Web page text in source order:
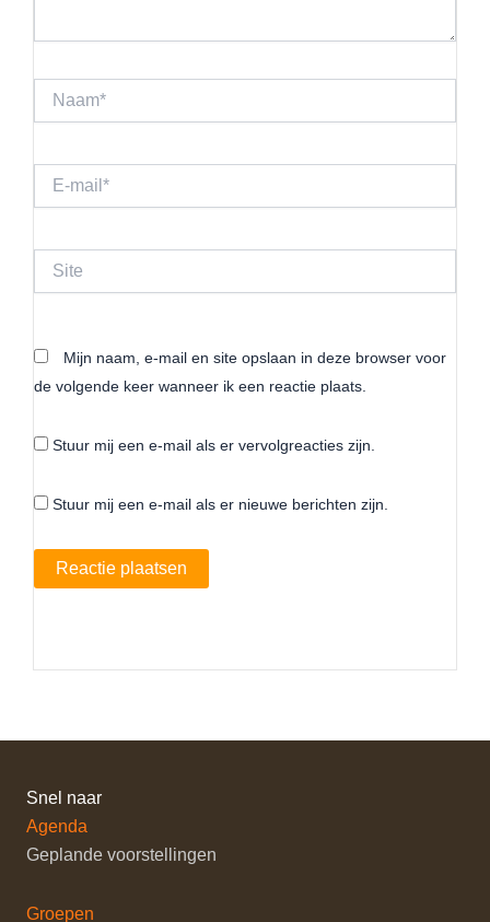
mail*
Mijn naam, e-mail en site opslaan in deze browser voor
de volgende keer wanneer ik een reactie plaats.
Stuur mij een e-mail als er vervolgreacties zijn.
Stuur mij een e-mail als er nieuwe berichten zijn.
Snel naar
Agenda
Geplande voorstellingen
Groepen